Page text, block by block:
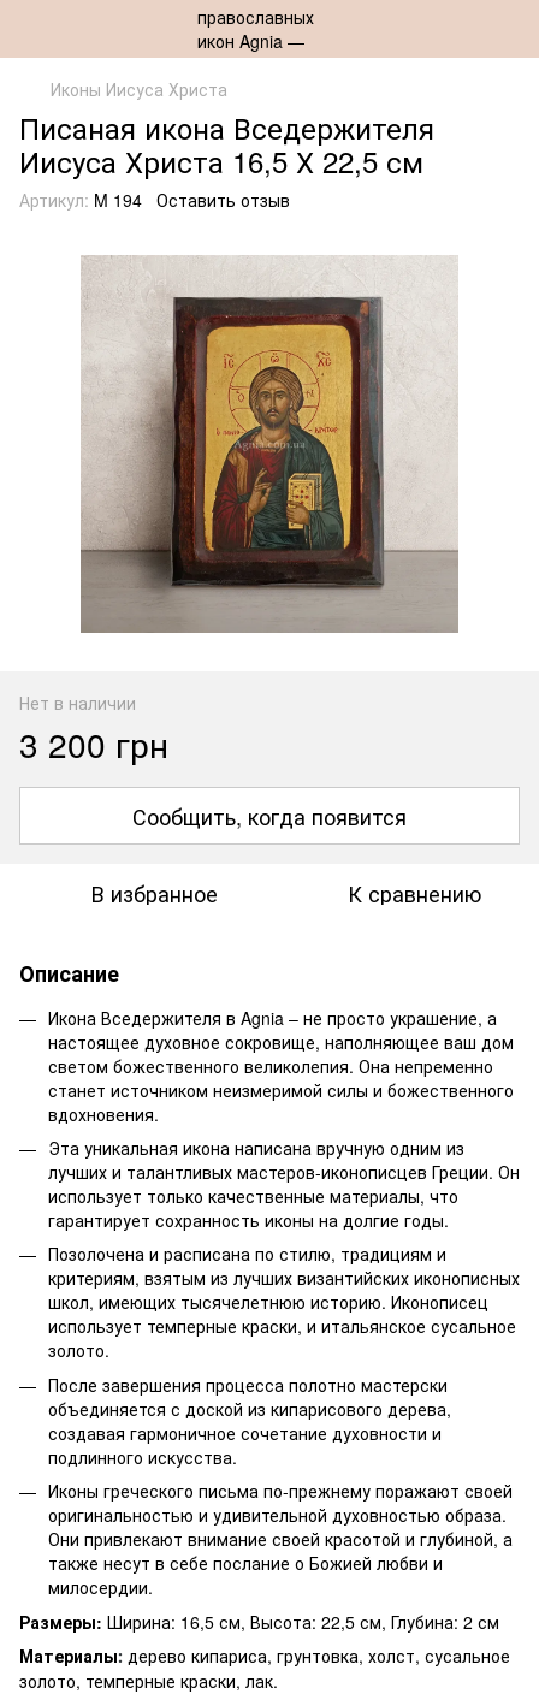
Иконы Иисуса Христа
Писаная икона Вседержителя
Иисуса Христа 16,5 Х 22,5 см
Артикул: M 194 Оставить отзыв
Нет в наличии
3 200 грн
Сообщить, когда появится
В избранное К сравнению
Описание
Икона Вседержителя в Agnia – не просто украшение, а
настоящее духовное сокровище, наполняющее ваш дом
светом божественного великолепия. Она непременно
станет источником неизмеримой силы и божественного
вдохновения.
Эта уникальная икона написана вручную одним из
лучших и талантливых мастеров-иконописцев Греции. Он
использует только качественные материалы, что
гарантирует сохранность иконы на долгие годы.
Позолочена и расписана по стилю, традициям и
критериям, взятым из лучших византийских иконописных
школ, имеющих тысячелетнюю историю. Иконописец
использует темперные краски, и итальянское сусальное
золото.
После завершения процесса полотно мастерски
объединяется с доской из кипарисового дерева,
создавая гармоничное сочетание духовности и
подлинного искусства.
Иконы греческого письма по-прежнему поражают своей
оригинальностью и удивительной духовностью образа.
Они привлекают внимание своей красотой и глубиной, а
также несут в себе послание о Божией любви и
милосердии.
Размеры: Ширина: 16,5 см, Высота: 22,5 см, Глубина: 2 см
Материалы: дерево кипариса, грунтовка, холст, сусальное
золото, темперные краски, лак.